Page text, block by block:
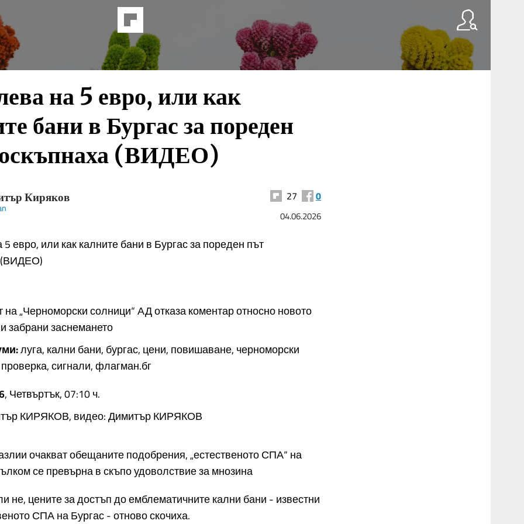
на 5 евро, или как
бани в Бургас за пореден
(ВИДЕО)
Киряков 27 0
04.06.2026
евро, или как калните бани в Бургас за пореден път
(ВИДЕО)
на „Черноморски солници“ АД отказа коментар относно новото
забрани заснемането
луга, кални бани, бургас, цени, повишаване, черноморски
сигнали, флагман.бг
, Четвъртък, 07:10 ч.
КИРЯКОВ, видео: Димитър КИРЯКОВ
очакват обещаните подобрения, „естественото СПА“ на
се превърна в скъпо удоволствие за мнозина
не, цените за достъп до емблематичните кални бани - известни
СПА на Бургас - отново скочиха.